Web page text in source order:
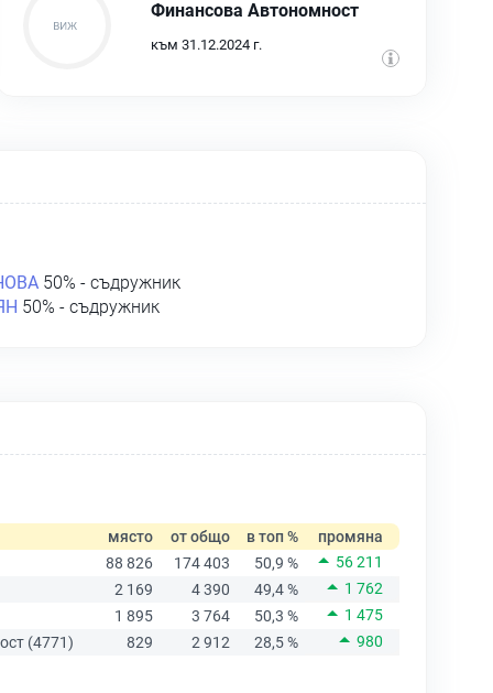
Финансова Автономност
към 31.12.2024 г.
50% - съдружник
50% - съдружник
място от общо в топ %
промяна
88 826
174 403 50,9 %
56 211
2 169
4 390 49,4 %
1 762
1 895
3 764 50,3 %
1 475
(4771)
829 2 912 28,5 % 980